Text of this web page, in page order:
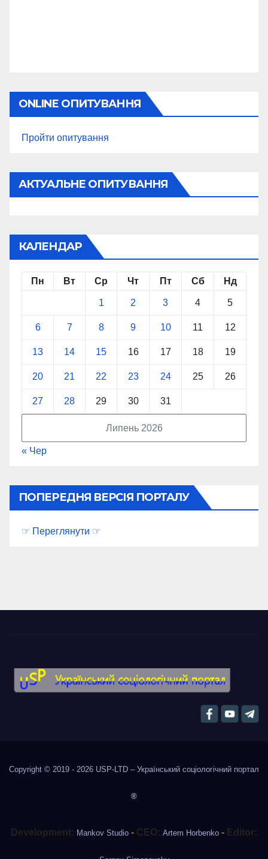
ONLINE ОПИТУВАННЯ
Пройти опитування
АКТУАЛЬНЕ ОПИТУВАННЯ
КАЛЕНДАР
Липень 2026
Пн Вт Ср Чт Пт Сб Нд
1 2 3 4 5
6 7 8 9 10 11 12
13 14 15 16 17 18 19
20 21 22 23 24 25 26
27 28 29 30 31
« Чер
ПОПЕРЕДНЯ ВЕРСІЯ ПОРТАЛУ
☞ Переглянути ☞
Copyright © 2019 - 2026 USP-LTD – Український соціологічний портал
®
Development: Mankov Studio - CEO: Artem Horbenko - Editor: